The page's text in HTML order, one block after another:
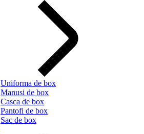
Uniforma de box
Manusi de box
Casca de box
Pantofi de box
Sac de box